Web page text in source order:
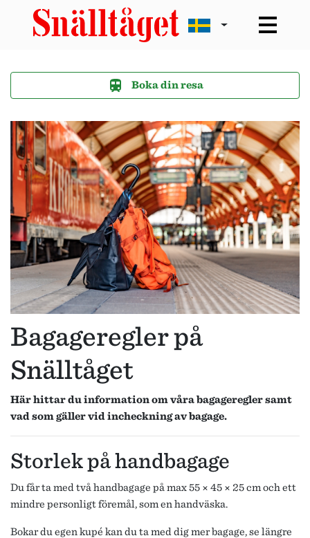
Boka din resa
Bagageregler på
Snälltåget
Här hittar du information om våra bagageregler samt
vad som gäller vid incheckning av bagage.
Storlek på handbagage
Du får ta med två handbagage på max 55 × 45 × 25 cm och ett
mindre personligt föremål, som en handväska.
Bokar du egen kupé kan du ta med dig mer bagage, se längre